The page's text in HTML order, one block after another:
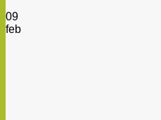
09
feb